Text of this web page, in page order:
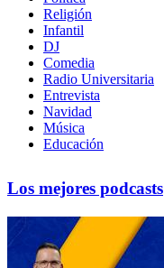
Religión
Infantil
DJ
Comedia
Radio Universitaria
Entrevista
Navidad
Música
Educación
Los mejores podcasts